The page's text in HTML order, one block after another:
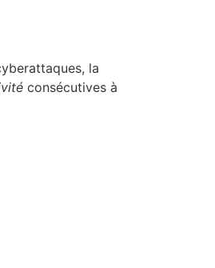
la
consécutives à